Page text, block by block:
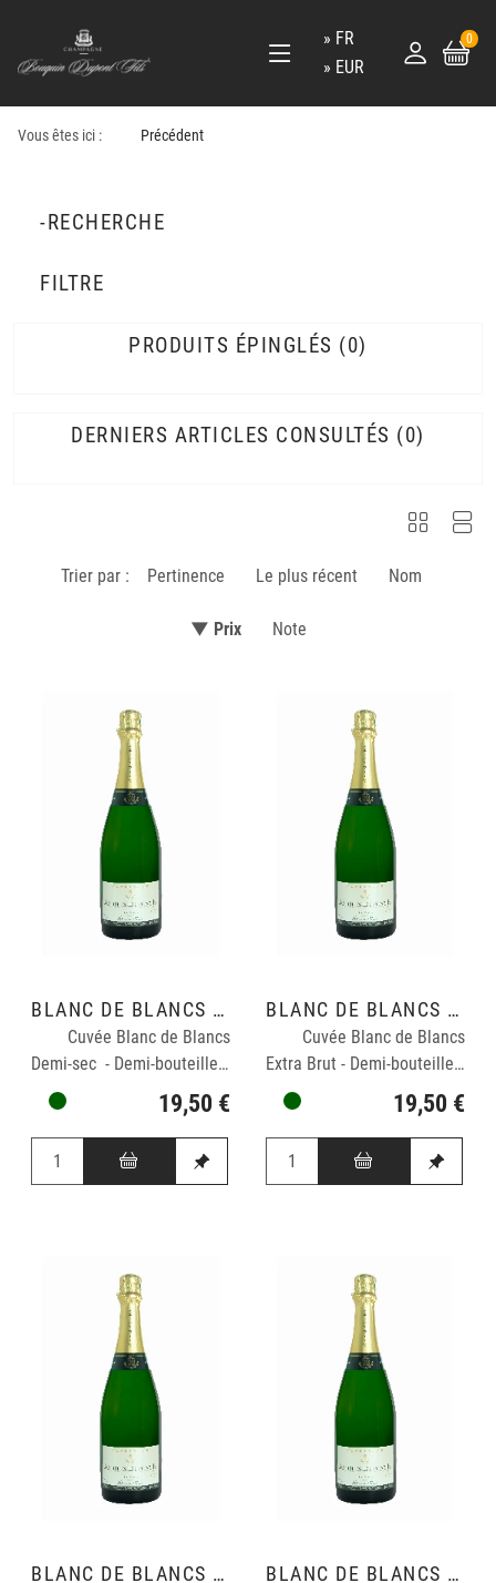
FR
EUR
0
Vous êtes ici : Précédent
-RECHERCHE
FILTRE
PRODUITS ÉPINGLÉS 0
DERNIERS ARTICLES CONSULTÉS 0
Trier par : Pertinence Le plus récent Nom
▼ Prix Note
BLANC DE BLANCS GRAND CRU
Cuvée Blanc de Blancs
Demi-sec - Demi-bouteille : 0,375cl
19,50 €
BLANC DE BLANCS GRAND CRU
Cuvée Blanc de Blancs
Extra Brut - Demi-bouteille : 0,375cl
19,50 €
BLANC DE BLANCS GRAND CRU BLANC DE BLANCS GRAND CRU